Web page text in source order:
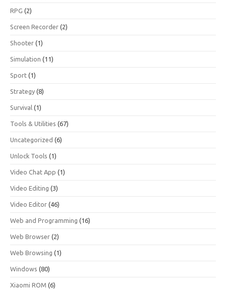
RPG (2)
Screen Recorder (2)
Shooter (1)
Simulation (11)
Sport (1)
Strategy (8)
Survival (1)
Tools & Utilities (67)
Uncategorized (6)
Unlock Tools (1)
Video Chat App (1)
Video Editing (3)
Video Editor (46)
Web and Programming (16)
Web Browser (2)
Web Browsing (1)
Windows (80)
Xiaomi ROM (6)